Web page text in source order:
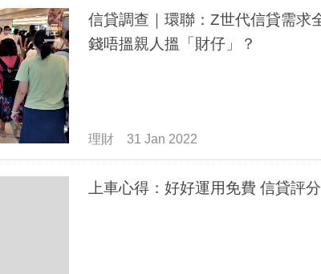
信貸調查｜環聯：Z世代信貸需求
錢唔搵親人搵「財仔」？
理財 31 Jan 2022
上車心得：好好運用免費 信貸評分